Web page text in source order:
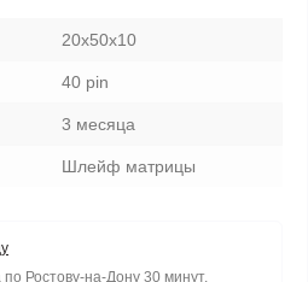
20x50x10
40 pin
3 месяца
Шлейф матрицы
Ростову-на-Дону 30 минут.